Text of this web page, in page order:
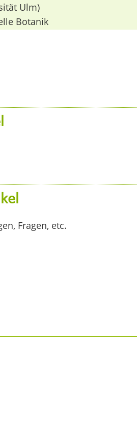
Ulm)
Botanik
Fragen, etc.